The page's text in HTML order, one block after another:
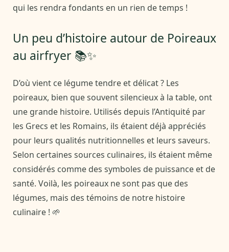
qui les rendra fondants en un rien de temps !
Un peu d’histoire autour de Poireaux
au airfryer 📚✨
D’où vient ce légume tendre et délicat ? Les
poireaux, bien que souvent silencieux à la table, ont
une grande histoire. Utilisés depuis l’Antiquité par
les Grecs et les Romains, ils étaient déjà appréciés
pour leurs qualités nutritionnelles et leurs saveurs.
Selon certaines sources culinaires, ils étaient même
considérés comme des symboles de puissance et de
santé. Voilà, les poireaux ne sont pas que des
légumes, mais des témoins de notre histoire
culinaire ! 🌱